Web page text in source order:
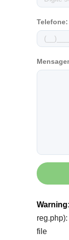
Telefone:
Warning
file